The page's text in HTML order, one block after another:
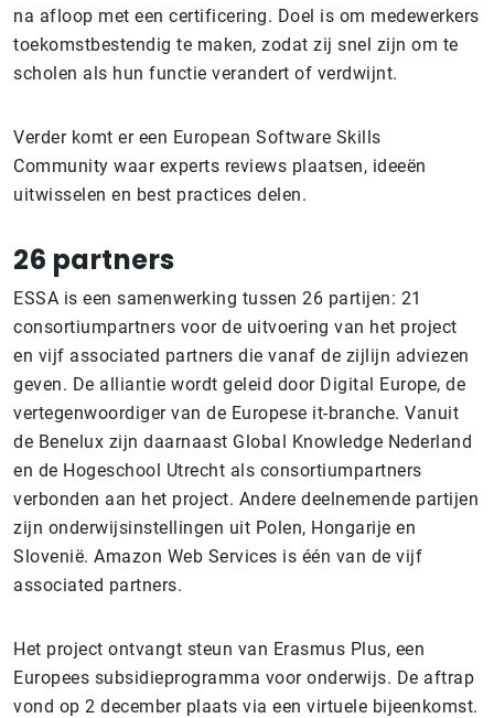
na afloop met een certificering. Doel is om medewerkers
toekomstbestendig te maken, zodat zij snel zijn om te
scholen als hun functie verandert of verdwijnt.
Verder komt er een European Software Skills
Community waar experts reviews plaatsen, ideeën
uitwisselen en best practices delen.
26 partners
ESSA is een samenwerking tussen 26 partijen: 21
consortiumpartners voor de uitvoering van het project
en vijf associated partners die vanaf de zijlijn adviezen
geven. De alliantie wordt geleid door Digital Europe, de
vertegenwoordiger van de Europese it-branche. Vanuit
de Benelux zijn daarnaast Global Knowledge Nederland
en de Hogeschool Utrecht als consortiumpartners
verbonden aan het project. Andere deelnemende partijen
zijn onderwijsinstellingen uit Polen, Hongarije en
Slovenië. Amazon Web Services is één van de vijf
associated partners.
Het project ontvangt steun van Erasmus Plus, een
Europees subsidieprogramma voor onderwijs. De aftrap
vond op 2 december plaats via een virtuele bijeenkomst.